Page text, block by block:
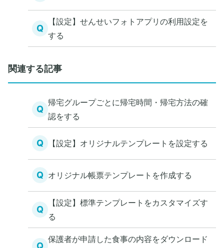
Q
【設定】せんせいフォトアプリの利用設定を
する
関連する記事
Q
帰宅グループごとに帰宅時間・帰宅方法の確
認をする
Q 【設定】オリジナルテンプレートを設定する
Q オリジナル帳票テンプレートを作成する
Q
【設定】標準テンプレートをカスタマイズす
る
Q
保護者が申請した食事の内容をダウンロード